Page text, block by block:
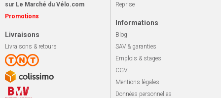
sur Le Marché du Vélo.com
Promotions
Livraisons
Livraisons & retours
Reprise
Informations
Blog
SAV & garanties
Emplois & stages
CGV
Mentions légales
Données personnelles